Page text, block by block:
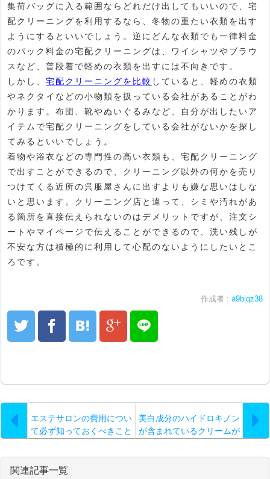
集荷バッグに入る範囲ならどれだけ出してもいいので、宅
配クリーニングを利用するなら、冬物の重たい衣類を出す
ようにするといいでしょう。逆にどんな衣類でも一律料金
のパック料金の宅配クリーニングは、ワイシャツやブラウ
スなど、普段着で軽めの衣類を出すには不向きです。
しかし、 宅配クリーニングを比較 していると、軽めの衣類
やネクタイなどの小物類を扱っている会社があることがわ
かります。布団、靴やぬいぐるみなど、自分が出したいア
イテムで宅配クリーニングをしている会社がないかを探し
てみるといいでしょう。
着物や浴衣などの専門性の高い衣類も、宅配クリーニング
で出すことができるので、クリーニング以外の何かを売り
つけてくる近所の呉服屋さんに出すよりも嫌な思いはしな
いと思います。クリーニング店と違って、シミや汚れがあ
る箇所を直接伝えられないのはデメリットですが、注文シ
ートやマイページで伝えることができるので、洗い残しが
不安な方は積極的に利用して心配のないようにしたいとこ
ろです。
作成者 : a9biqz38
エステサロンの費用につい
て必ず知っておくべきこと
美白成分のハイドロキノン
が含まれているクリームが
関連記事一覧